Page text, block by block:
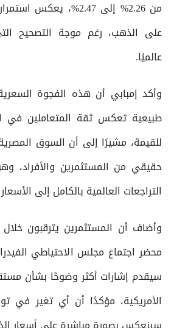
من 2.26% إلى 2.47%،
على الذهب، رغم موجة التصحيح
عالميًا.
وأكد إمبابي أن هذه الفجوة
طبيعية تعكس ثقة المتعاملين في
للقيمة، مشيرًا إلى أن السوق
حقيقي من المستثمرين والأفراد،
التراجعات العالمية بالكامل إلى
وأضاف أن المستثمرين يترقبون خلال
محضر اجتماع مجلس الاحتياطي
سيقدم إشارات أكثر وضوحًا بشأن
الأمريكية، مؤكدًا أن أي تغير في